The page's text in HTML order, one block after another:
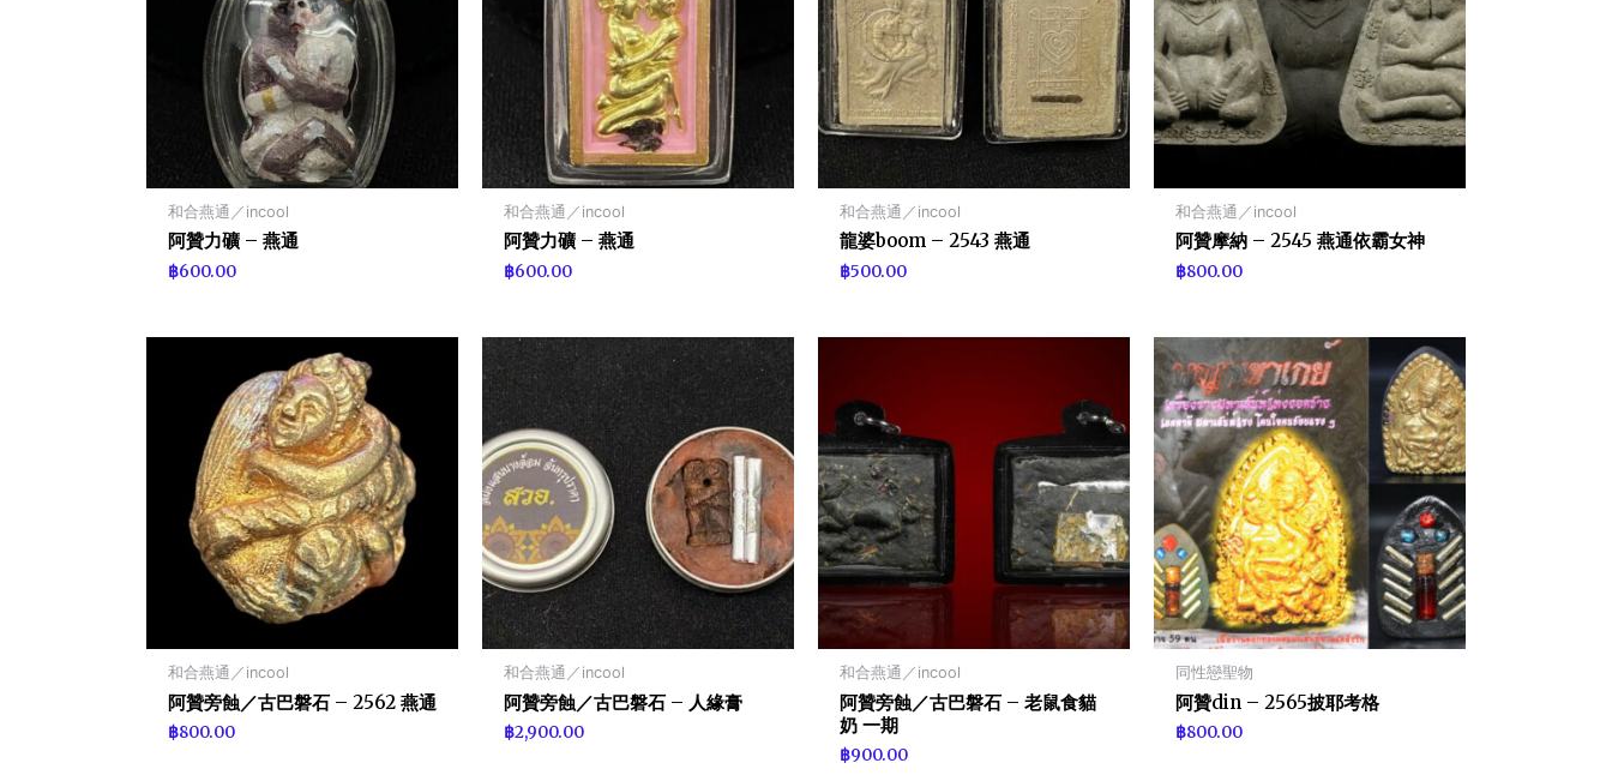
和合燕通／incool
阿贊力礦 – 燕通
฿600.00
和合燕通／incool
阿贊力礦 – 燕通
฿600.00
和合燕通／incool
龍婆boom – 2543 燕通
฿500.00
和合燕通／incool
阿贊摩納 – 2545 燕通依霸女神
฿800.00
和合燕通／incool
阿贊旁蝕／古巴磐石 – 2562 燕通
฿800.00
和合燕通／incool
阿贊旁蝕／古巴磐石 – 人緣膏
฿2,900.00
和合燕通／incool
阿贊旁蝕／古巴磐石 – 老鼠食貓
奶 一期
฿900.00
同性戀聖物
阿贊din – 2565披耶考格
฿800.00